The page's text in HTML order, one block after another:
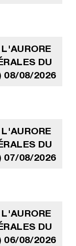
DU
08/08/2026
DU
07/08/2026
DU
06/08/2026